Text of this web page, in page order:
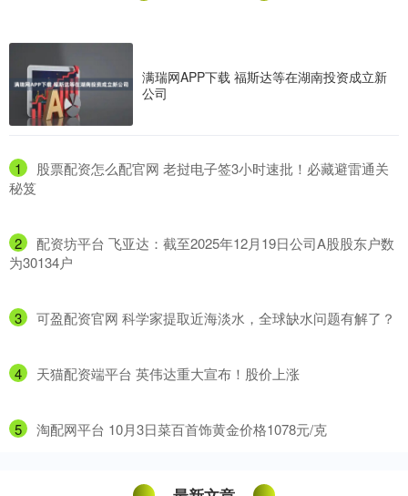
满瑞网APP下载 福斯达等在湖南投资成立新
公司
1
​股票配资怎么配官网 老挝电子签3小时速批！必藏避雷通关
秘笈
2
​配资坊平台 飞亚达：截至2025年12月19日公司A股股东户数
为30134户
3 ​可盈配资官网 科学家提取近海淡水，全球缺水问题有解了？
4 ​天猫配资端平台 英伟达重大宣布！股价上涨
5 ​淘配网平台 10月3日菜百首饰黄金价格1078元/克